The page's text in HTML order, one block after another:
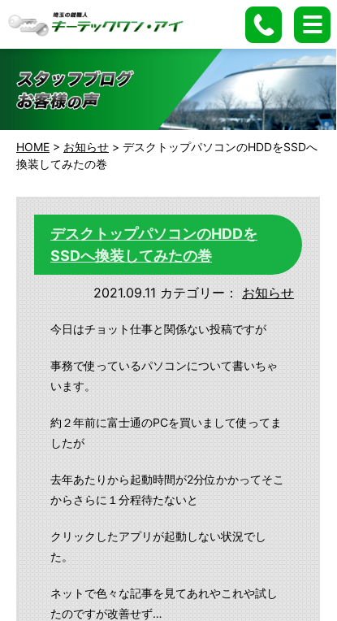
HOME > お知らせ > デスクトップパソコンのHDDをSSDへ
換装してみたの巻
デスクトップパソコンのHDDを
SSDへ換装してみたの巻
2021.09.11 カテゴリー： お知らせ
今日はチョット仕事と関係ない投稿ですが
事務で使っているパソコンについて書いちゃ
います。
約２年前に富士通のPCを買いまして使ってま
したが
去年あたりから起動時間が2分位かかってそこ
からさらに１分程待たないと
クリックしたアプリが起動しない状況でし
た。
ネットで色々な記事を見てあれやこれや試し
たのですが改善せず…